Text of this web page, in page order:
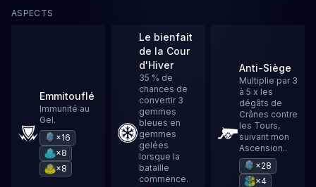
ASPECTS
Emmitouflé
Immunité au
Gel.
×16
×8
×8
Le bienfait
de la Cour
d'Hiver
35 % de
chances de
convertir 3
gemmes
bleues en
gemmes
gelées
lorsque la
bataille
commence.
Anti-Siège
Multiplie par 3
à 5 x les
dégâts de
Crânes contre
les Tours,
suivant mon
Ascension..
×28
×4